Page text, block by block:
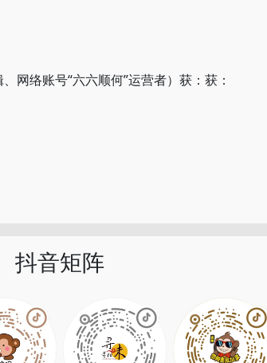
络账号“六六顺何”运营者）获：获：
抖音矩阵